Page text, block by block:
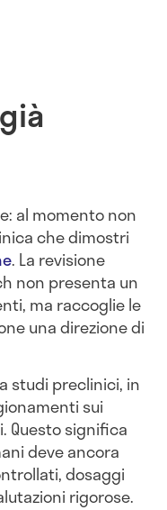
al momento non
che dimostri
. La revisione
non presenta un
ma raccoglie le
una direzione di
studi preclinici, in
sui
Questo significa
deve ancora
dosaggi
rigorose.